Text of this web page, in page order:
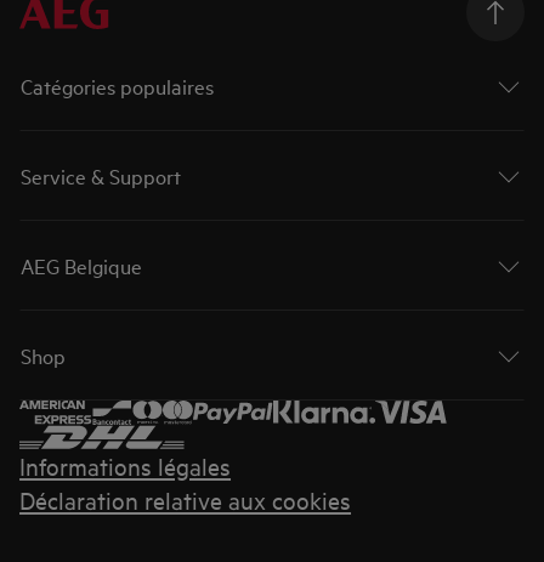
Catégories populaires
Service & Support
AEG Belgique
Shop
Informations légales
Déclaration relative aux cookies